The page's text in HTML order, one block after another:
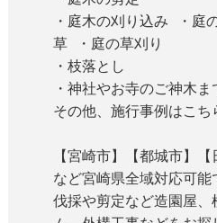
・庭木の刈り込み ・庭
草 ・庭の草刈り
・枝落とし
・神社やお寺のご神木
その他、施行事例はこち
【宮崎市】【都城市】【
など宮崎県全域対応可能
伐採や剪定など造園屋